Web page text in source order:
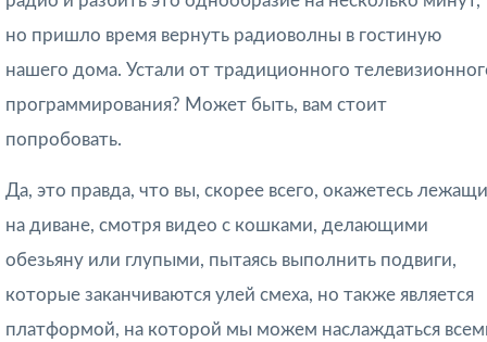
но пришло время вернуть радиоволны в гостиную
нашего дома. Устали от традиционного
программирования? Может быть, вам стоит
попробовать.
Да, это правда, что вы, скорее всего, окажетесь
на диване, смотря видео с кошками, делающими
обезьяну или глупыми, пытаясь выполнить подвиги,
которые заканчиваются улей смеха, но также является
платформой, на которой мы можем наслаждаться